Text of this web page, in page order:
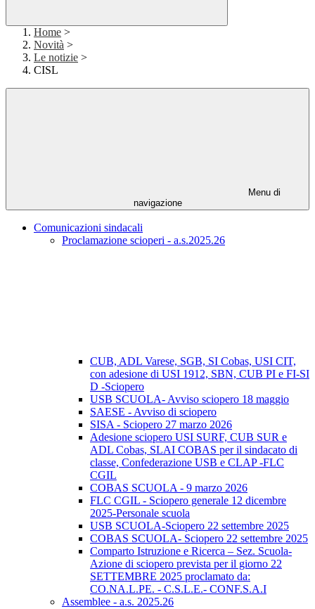
Home >
Novità >
Le notizie >
CISL
Menu di
navigazione
Comunicazioni sindacali
Proclamazione scioperi - a.s.2025.26
CUB, ADL Varese, SGB, SI Cobas, USI CIT,
con adesione di USI 1912, SBN, CUB PI e FI-SI
D -Sciopero
USB SCUOLA- Avviso sciopero 18 maggio
SAESE - Avviso di sciopero
SISA - Sciopero 27 marzo 2026
Adesione sciopero USI SURF, CUB SUR e
ADL Cobas, SLAI COBAS per il sindacato di
classe, Confederazione USB e CLAP -FLC
CGIL
COBAS SCUOLA - 9 marzo 2026
FLC CGIL - Sciopero generale 12 dicembre
2025-Personale scuola
USB SCUOLA-Sciopero 22 settembre 2025
COBAS SCUOLA- Sciopero 22 settembre 2025
Comparto Istruzione e Ricerca – Sez. Scuola-
Azione di sciopero prevista per il giorno 22
SETTEMBRE 2025 proclamato da:
CO.NA.L.PE. - C.S.L.E.- CONF.S.A.I
Assemblee - a.s. 2025.26